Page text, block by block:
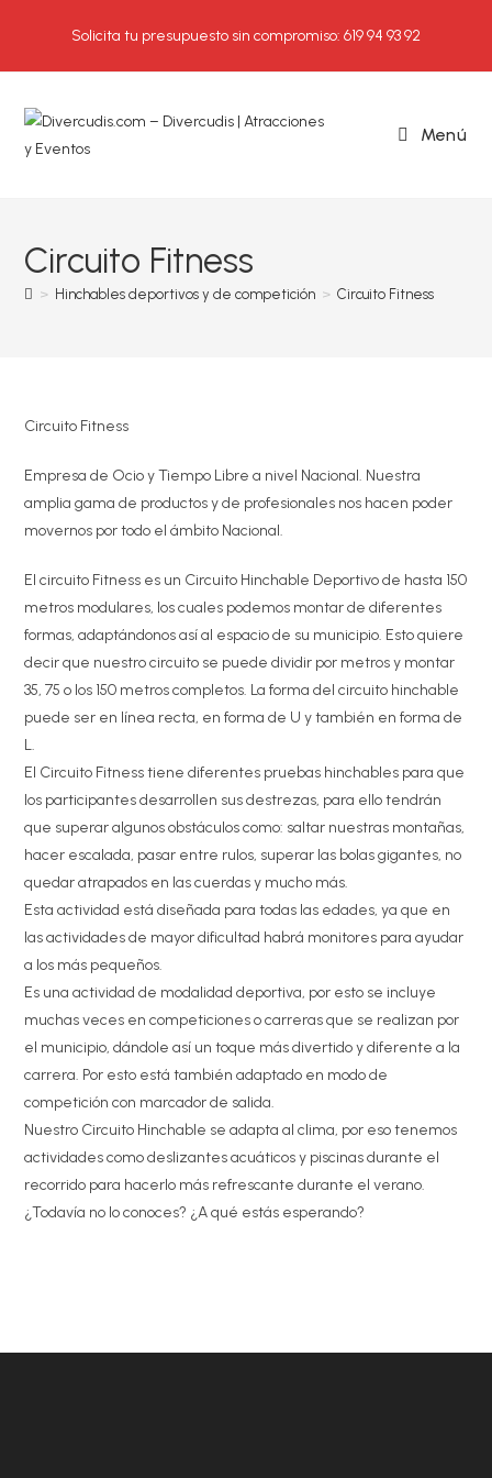
contenido
Solicita tu presupuesto sin compromiso: 619 94 93 92
Menú
Circuito Fitness
> Hinchables deportivos y de competición > Circuito Fitness
Circuito Fitness
Empresa de Ocio y Tiempo Libre a nivel Nacional. Nuestra
amplia gama de productos y de profesionales nos hacen poder
movernos por todo el ámbito Nacional.
El circuito Fitness es un Circuito Hinchable Deportivo de hasta 150
metros modulares, los cuales podemos montar de diferentes
formas, adaptándonos así al espacio de su municipio. Esto quiere
decir que nuestro circuito se puede dividir por metros y montar
35, 75 o los 150 metros completos. La forma del circuito hinchable
puede ser en línea recta, en forma de U y también en forma de
L.
El Circuito Fitness tiene diferentes pruebas hinchables para que
los participantes desarrollen sus destrezas, para ello tendrán
que superar algunos obstáculos como: saltar nuestras montañas,
hacer escalada, pasar entre rulos, superar las bolas gigantes, no
quedar atrapados en las cuerdas y mucho más.
Esta actividad está diseñada para todas las edades, ya que en
las actividades de mayor dificultad habrá monitores para ayudar
a los más pequeños.
Es una actividad de modalidad deportiva, por esto se incluye
muchas veces en competiciones o carreras que se realizan por
el municipio, dándole así un toque más divertido y diferente a la
carrera. Por esto está también adaptado en modo de
competición con marcador de salida.
Nuestro Circuito Hinchable se adapta al clima, por eso tenemos
actividades como deslizantes acuáticos y piscinas durante el
recorrido para hacerlo más refrescante durante el verano.
¿Todavía no lo conoces? ¿A qué estás esperando?